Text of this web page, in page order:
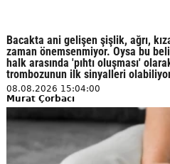
Bacakta ani gelişen şişlik, ağrı,
zaman önemsenmiyor. Oysa bu
halk arasında 'pıhtı oluşması'
trombozunun ilk sinyalleri
08.08.2026 15:04:00
Murat Çorbacı